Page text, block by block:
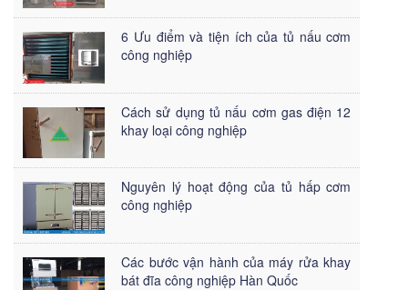
6 Ưu điểm và tiện ích của tủ nấu cơm
công nghiệp
Cách sử dụng tủ nấu cơm gas điện 12
khay loại công nghiệp
Nguyên lý hoạt động của tủ hấp cơm
công nghiệp
Các bước vận hành của máy rửa khay
bát đĩa công nghiệp Hàn Quốc